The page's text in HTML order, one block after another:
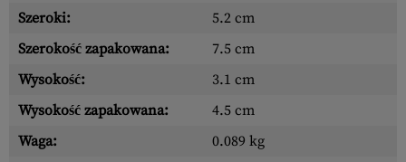
Szeroki:
5.2 cm
Szerokość zapakowana:
7.5 cm
Wysokość:
3.1 cm
Wysokość zapakowana:
4.5 cm
Waga:
0.089 kg